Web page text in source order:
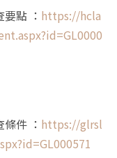
點 ： https://hcla
件 ： https://glrsl